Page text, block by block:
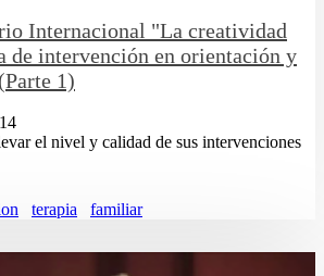
Internacional "La creatividad
de intervención en orientación y
1)
el nivel y calidad de sus intervenciones
terapia familiar